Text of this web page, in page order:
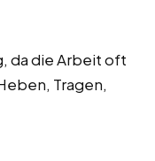
da die Arbeit oft
Tragen,